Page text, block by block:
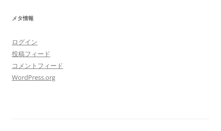
メタ情報
ログイン
投稿フィード
コメントフィード
WordPress.org